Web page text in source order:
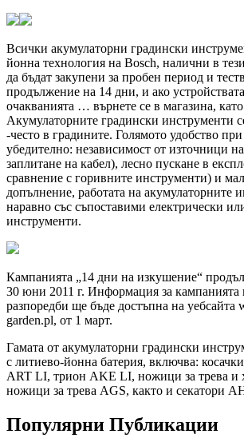
Всички акумулаторни градински
йонна технология на Bosch, налични в
да бъдат закупени за пробен период и
продължение на 14 дни, и ако
очакванията … върнете се в магазина,
Акумулаторните градински инструменти
-често в градините. Голямото удобство
убедително: независимост от източници
заплитане на кабел), лесно пускане в
сравнение с горивните инструменти) и
допълнение, работата на акумулаторните
наравно със съпоставими електрически
инструменти.
Кампанията „14 дни на изкушение“
30 юни 2011 г. Информация за кампанията
разпоредби ще бъде достъпна на уебсайта
garden.pl, от 1 март.
Гамата от акумулаторни градински
с литиево-йонна батерия, включва:
ART LI, трион AKE LI, ножици за трева и
ножици за трева AGS, както и секатори
Популярни Публикации